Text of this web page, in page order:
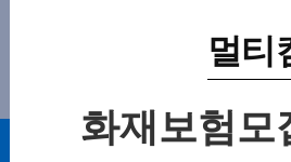
멀티
화재보험모